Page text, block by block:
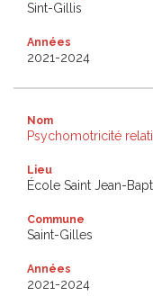
Sint-Gillis
Années
2021-2024
Nom
Psychomotricité
Lieu
École Saint Jean-
Commune
Saint-Gilles
Années
2021-2024